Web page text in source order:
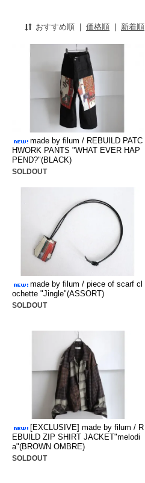
おすすめ順 価格順 新着順
made by filum / REBUILD PATC
HWORK PANTS "WHAT EVER HAP
PEND?"(BLACK)
SOLDOUT
made by filum / piece of scarf cl
ochette "Jingle"(ASSORT)
SOLDOUT
[EXCLUSIVE] made by filum / R
EBUILD ZIP SHIRT JACKET"melodi
a"(BROWN OMBRE)
SOLDOUT